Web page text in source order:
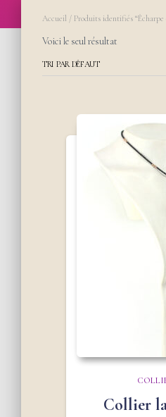
Accueil / Produits identifiés “Écharpe
Voici le seul résultat
Collier